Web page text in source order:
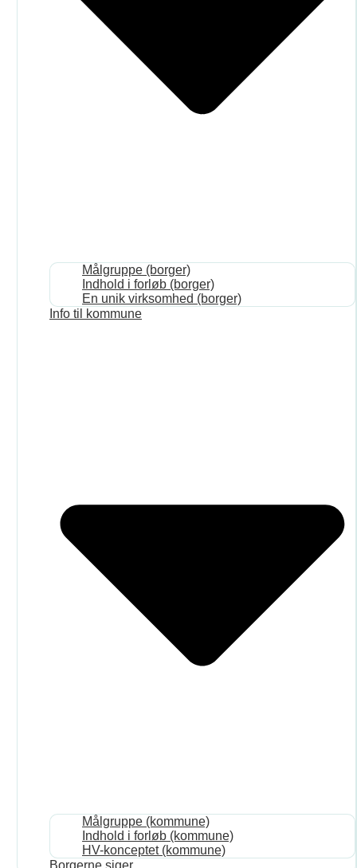
Målgruppe (borger)
Indhold i forløb (borger)
En unik virksomhed (borger)
Info til kommune
Målgruppe (kommune)
Indhold i forløb (kommune)
HV-konceptet (kommune)
Borgerne siger